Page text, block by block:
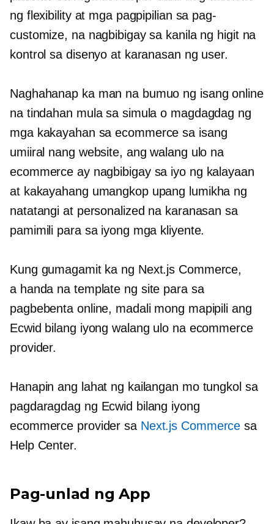
ng flexibility at mga pagpipilian sa pag-
customize, na nagbibigay sa kanila ng higit na
kontrol sa disenyo at karanasan ng user.
Naghahanap ka man na bumuo ng isang online
na tindahan mula sa simula o magdagdag ng
mga kakayahan sa ecommerce sa isang
umiiral nang website, ang walang ulo na
ecommerce ay nagbibigay sa iyo ng kalayaan
at kakayahang umangkop upang lumikha ng
natatangi at personalized na karanasan sa
pamimili para sa iyong mga kliyente.
Kung gumagamit ka ng Next.js Commerce,
a handa na template ng site para sa
pagbebenta online, madali mong mapipili ang
Ecwid bilang iyong walang ulo na ecommerce
provider.
Hanapin ang lahat ng kailangan mo tungkol sa
pagdaragdag ng Ecwid bilang iyong
ecommerce provider sa Next.js Commerce sa
Help Center.
Pag-unlad ng App